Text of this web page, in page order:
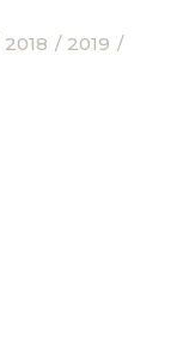
2018 / 2019 /